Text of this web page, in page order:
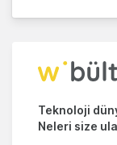
Teknoloji
Neleri size